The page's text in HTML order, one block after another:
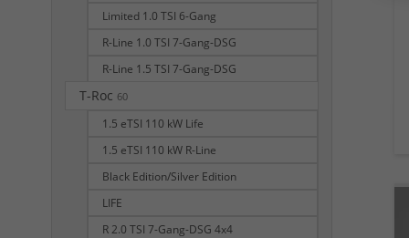
Limited 1.0 TSI 6-Gang
R-Line 1.0 TSI 7-Gang-DSG
R-Line 1.5 TSI 7-Gang-DSG
T-Roc 60
1.5 eTSI 110 kW Life
1.5 eTSI 110 kW R-Line
Black Edition/Silver Edition
LIFE
R 2.0 TSI 7-Gang-DSG 4x4